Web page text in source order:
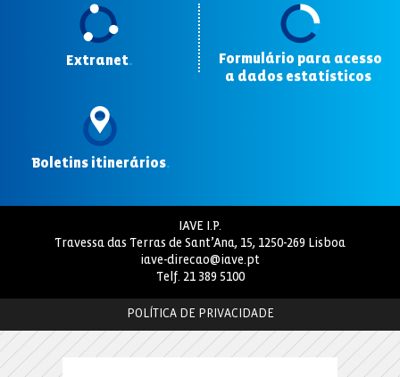
Extranet.
Formulário para acesso
a dados estatísticos
Boletins itinerários.
IAVE I.P.
Travessa das Terras de Sant’Ana, 15, 1250-269 Lisboa
iave-direcao@iave.pt
Telf. 21 389 5100
POLÍTICA DE PRIVACIDADE